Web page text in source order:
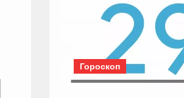
Гороскоп